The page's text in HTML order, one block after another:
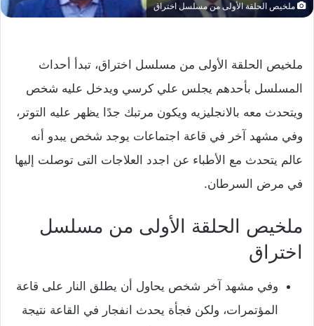
ملخيص الحلقة الأولى من مسلسل اختراق
ملخيص الحلقة الأولى من مسلسل اختراق، تبدأ أحداث
المسلسل بأحدهم يجلس علي كرسي ويدخل عليه شخص
ويتحدث معه بالانجليزيه ويكون مرتبك جدًا يظهر عليه التوتر،
وفي مشهد آخر في قاعة اجتماعات يوجد شخص يبدو أنه
عالم يتحدث مع الأطباء عن اجدد العلاجات التى توصلت إليها
في مرض السرطان.
ملخيص الحلقة الأولى من مسلسل
اختراق
وفي مشهد آخر شخص يحاول أن يطلق النار على قاعة
المؤتمرات، ولكن فجأة يحدث انفجار في القاعة نتيجة